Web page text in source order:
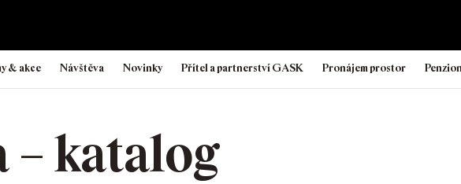
& akce Návštěva Novinky Přítel a partnerství GASK Pronájem prostor
katalog